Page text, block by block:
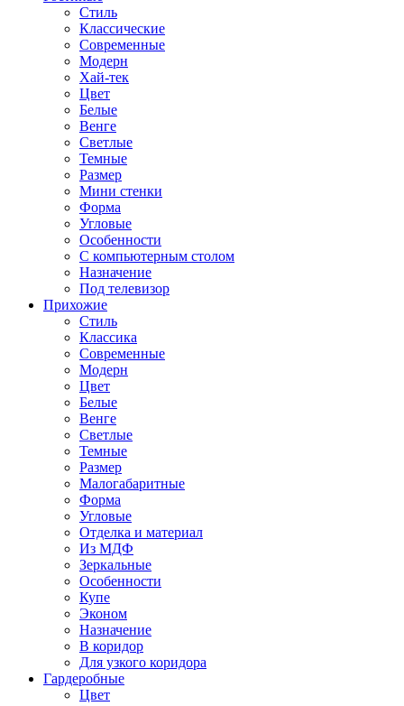
Стиль
Классические
Современные
Модерн
Хай-тек
Цвет
Белые
Венге
Светлые
Темные
Размер
Мини стенки
Форма
Угловые
Особенности
С компьютерным столом
Назначение
Под телевизор
Прихожие
Стиль
Классика
Современные
Модерн
Цвет
Белые
Венге
Светлые
Темные
Размер
Малогабаритные
Форма
Угловые
Отделка и материал
Из МДФ
Зеркальные
Особенности
Купе
Эконом
Назначение
В коридор
Для узкого коридора
Гардеробные
Цвет